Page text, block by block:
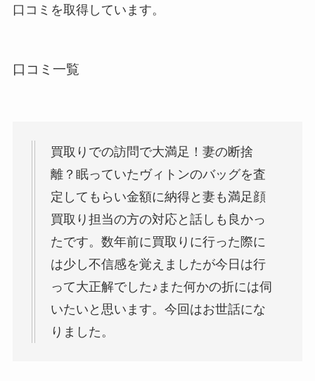
口コミを取得しています。
口コミ一覧
買取りでの訪問で大満足！妻の断捨
離？眠っていたヴィトンのバッグを査
定してもらい金額に納得と妻も満足顔
買取り担当の方の対応と話しも良かっ
たです。数年前に買取りに行った際に
は少し不信感を覚えましたが今日は行
って大正解でした♪また何かの折には伺
いたいと思います。今回はお世話にな
りました。